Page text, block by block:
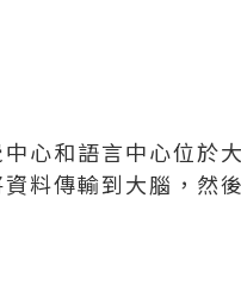
中心和語言中心位於
料傳輸到大腦，然